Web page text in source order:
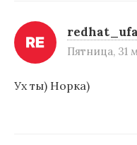
redhat_ufa
Пятница, 31
Ух ты) Норка)